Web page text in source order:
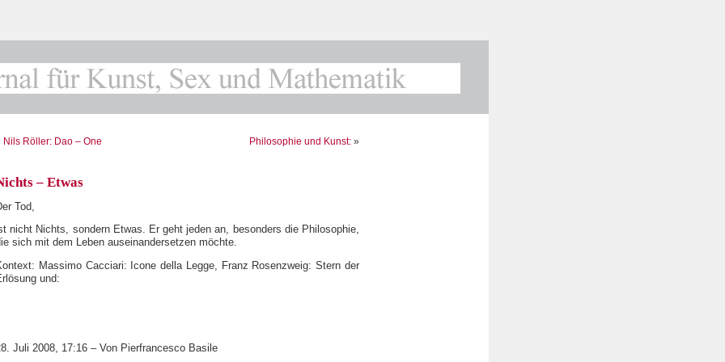
Nils Röller: Dao – One Philosophie und Kunst: »
– Etwas
Tod,
nicht Nichts, sondern Etwas. Er geht jeden an, besonders die Philosophie,
sich mit dem Leben auseinandersetzen möchte.
Massimo Cacciari: Icone della Legge, Franz Rosenzweig: Stern der
und:
Juli 2008, 17:16 – Von Pierfrancesco Basile